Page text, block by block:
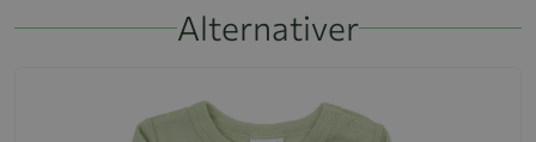
Alternativer